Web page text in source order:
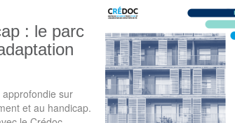
: le parc
approfondie sur
et au handicap.